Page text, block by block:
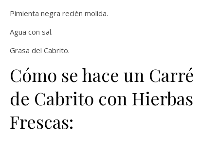
Pimienta negra recién molida.
Agua con sal.
Grasa del Cabrito.
Cómo se hace un Carré
de Cabrito con Hierbas
Frescas: